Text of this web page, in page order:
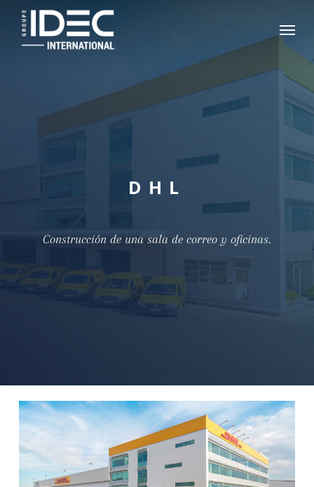
main
content
Menu
DHL
Construcción de una sala de correo y oficinas.